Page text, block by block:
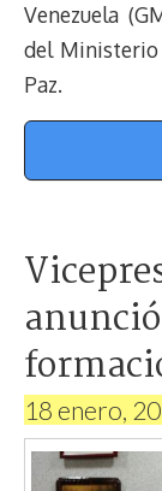
Venezuela
del Ministerio
Paz.
18 enero,